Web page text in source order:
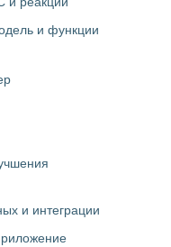
и функции
и интеграции